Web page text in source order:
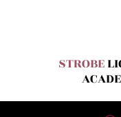
STROBE